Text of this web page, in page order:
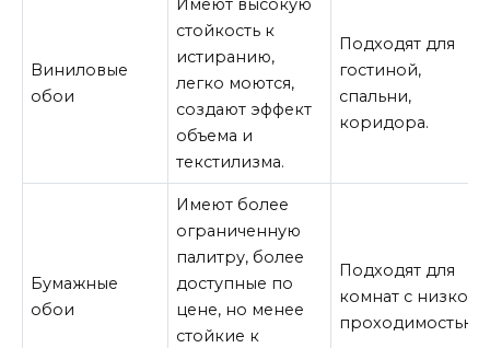
Виниловые
обои
Имеют высокую
стойкость к
истиранию,
легко моются,
создают эффект
объема и
текстилизма.
Подходят для
гостиной,
спальни,
коридора.
Бумажные
обои
Имеют более
ограниченную
палитру, более
доступные по
цене, но менее
стойкие к
Подходят для
комнат с низкой
проходимостью.